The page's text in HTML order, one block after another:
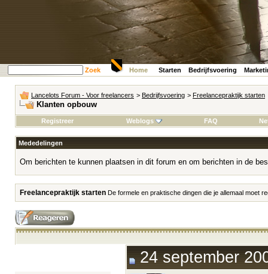
Zoek Home Starten Bedrijfsvoering
Lancelots Forum - Voor freelancers > Bedrijfsvoering > Freelancepraktijk starten
Klanten opbouw
Registreer Weblogs FAQ
Mededelingen
Om berichten te kunnen plaatsen in dit forum en om berichten in de
Freelancepraktijk starten De formele en praktische dingen die je allemaal moet
24 september